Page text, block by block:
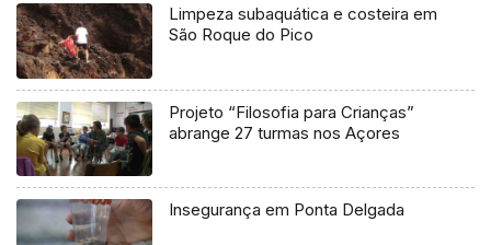
Limpeza subaquática e costeira em
São Roque do Pico
Projeto “Filosofia para Crianças”
abrange 27 turmas nos Açores
Insegurança em Ponta Delgada